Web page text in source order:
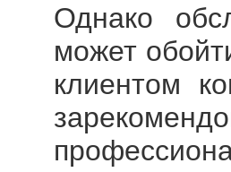
Однако
может
клиентом